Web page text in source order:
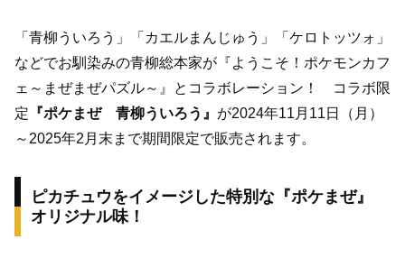
「青柳ういろう」「カエルまんじゅう」「ケロトッツォ」
などでお馴染みの青柳総本家が『ようこそ！ポケモンカフ
ェ～まぜまぜパズル～』とコラボレーション！ コラボ限
定 『ポケまぜ 青柳ういろう』 が2024年11月11日（月）
～2025年2月末まで期間限定で販売されます。
ピカチュウをイメージした特別な『ポケまぜ』
オリジナル味！